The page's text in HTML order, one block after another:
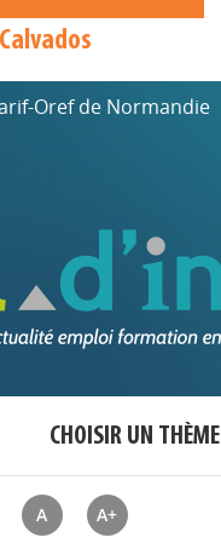
Calvados
Oref de Normandie
CHOISIR UN THÈME
A A+